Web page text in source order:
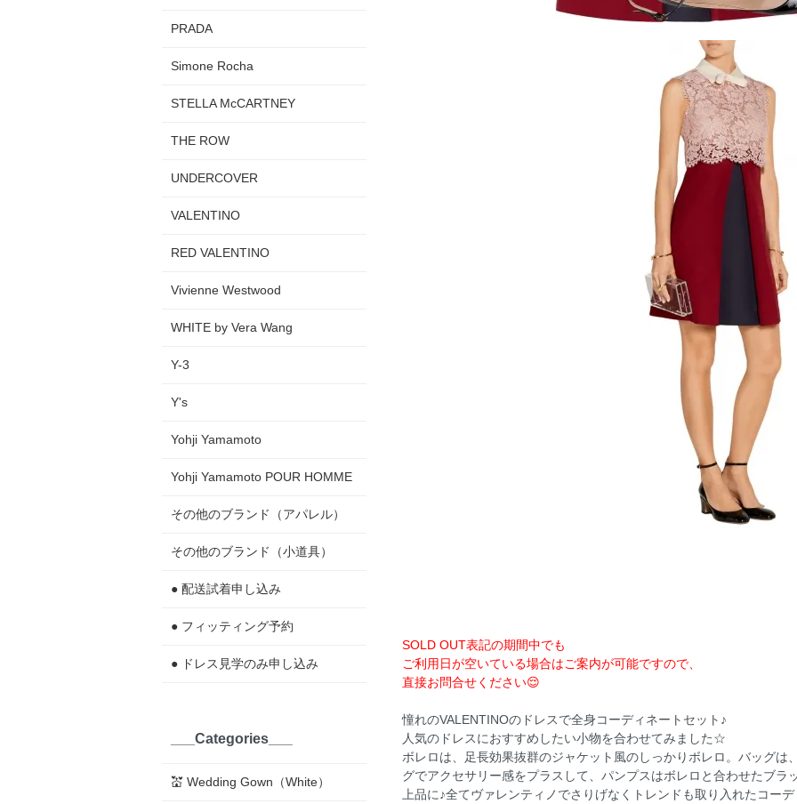
SOLD OUT表記の期間中でも
ご利用日が空いている場合はご案内が可能ですので、
直接お問合せください😌
憧れのVALENTINOのドレスで全身コーディネートセット♪
人気のドレスにおすすめしたい小物を合わせてみました☆
ボレロは、足長効果抜群のジャケット風のしっかりボレロ。バッグは
グでアクセサリー感をプラスして、パンプスはボレロと合わせたブラ
上品に♪全てヴァレンティノでさりげなくトレンドも取り入れたコー
PRADA
Simone Rocha
STELLA McCARTNEY
THE ROW
UNDERCOVER
VALENTINO
RED VALENTINO
Vivienne Westwood
WHITE by Vera Wang
Y-3
Y's
Yohji Yamamoto
Yohji Yamamoto POUR HOMME
その他のブランド（アパレル）
その他のブランド（小道具）
● 配送試着申し込み
● フィッティング予約
● ドレス見学のみ申し込み
___Categories___
💒 Wedding Gown（White）